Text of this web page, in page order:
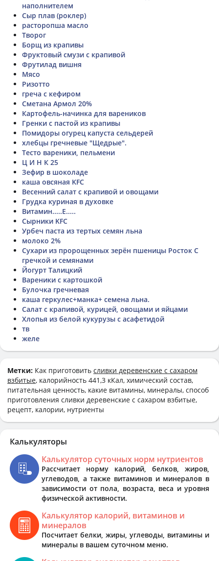
наполнителем
Сыр плав (роклер)
расторопша масло
Творог
Борщ из крапивы
Фруктовый смузи с крапивой
Фрутилад вишня
Мясо
Ризотто
греча с кефиром
Сметана Армол 20%
Картофель-начинка для вареников
Гренки с пастой из крапивы
Помидоры огурец капуста сельдерей
хлебцы гречневые "Щедрые".
Тесто вареники, пельмени
Ц И Н К 25
Зефир в шоколаде
каша овсяная KFC
Весенний салат с крапивой и овощами
Грудка куриная в духовке
Витамин.....Е.....
Сырники KFC
Урбеч паста из тертых семян льна
молоко 2%
Сухари из пророщенных зерён пшеницы Росток С
гречкой и семянами
Йогурт Талицкий
Вареники с картошкой
Булочка гречневая
каша геркулес+манка+ семена льна.
Салат с крапивой, курицей, овощами и яйцами
Хлопья из белой кукурузы с асафетидой
тв
желе
Метки: Как приготовить сливки деревенские с сахаром
взбитые, калорийность 441,3 кКал, химический состав,
питательная ценность, какие витамины, минералы, способ
приготовления сливки деревенские с сахаром взбитые,
рецепт, калории, нутриенты
Калькуляторы
Калькулятор суточных норм нутриентов
Рассчитает норму калорий, белков, жиров,
углеводов, а также витаминов и минералов в
зависимости от пола, возраста, веса и уровня
физической активности.
Калькулятор калорий, витаминов и
минералов
Посчитает белки, жиры, углеводы, витамины и
минералы в вашем суточном меню.